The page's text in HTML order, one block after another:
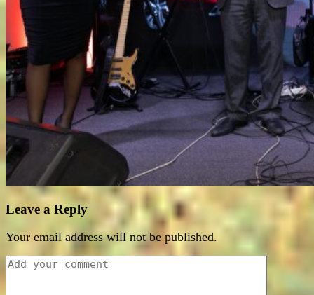
Leave a Reply
Your email address will not be published.